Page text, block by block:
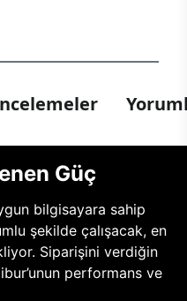
Güç
bilgisayara sahip
şekilde çalışacak, en
Siparişini verdiğin
performans ve